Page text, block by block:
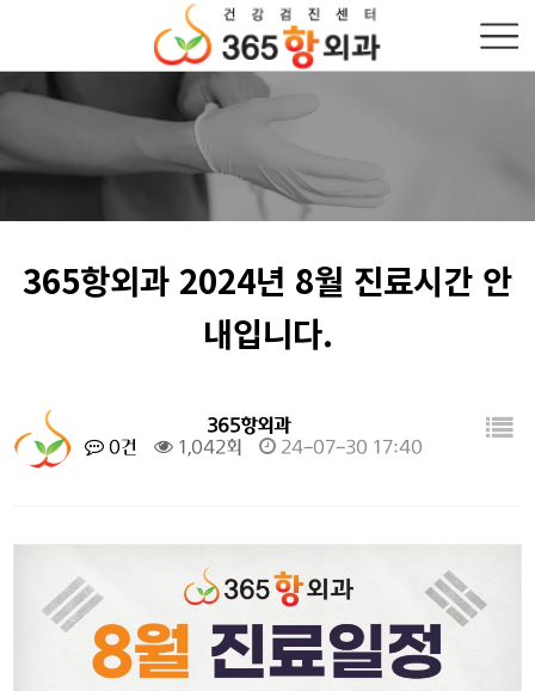
365항외과 2024년 8월 진료시간 안
내입니다.
365항외과
0건
1,042회 24-07-30 17:40